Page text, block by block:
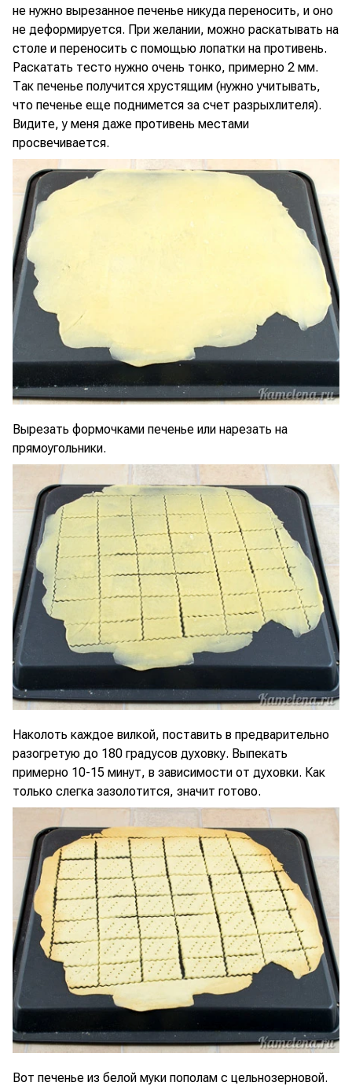
не нужно вырезанное печенье никуда переносить, и оно
не деформируется. При желании, можно раскатывать на
столе и переносить с помощью лопатки на противень.
Раскатать тесто нужно очень тонко, примерно 2 мм.
Так печенье получится хрустящим (нужно учитывать,
что печенье еще поднимется за счет разрыхлителя).
Видите, у меня даже противень местами
просвечивается.
Вырезать формочками печенье или нарезать на
прямоугольники.
Наколоть каждое вилкой, поставить в предварительно
разогретую до 180 градусов духовку. Выпекать
примерно 10-15 минут, в зависимости от духовки. Как
только слегка зазолотится, значит готово.
Вот печенье из белой муки пополам с цельнозерновой.